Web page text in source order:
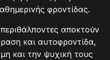
φροντίδας.
αποκτούν
και αυτοφροντίδα,
και την ψυχική τους